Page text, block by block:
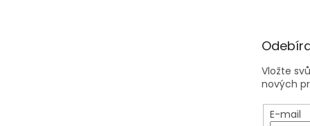
Vložte
nových
E-mail